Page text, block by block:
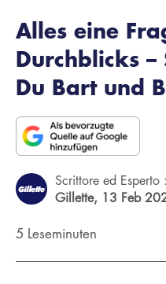
Alles eine
Durchblicks
Du Bart und
Scrittore ed Esperto :
Gillette, 13 Feb
5 Leseminuten